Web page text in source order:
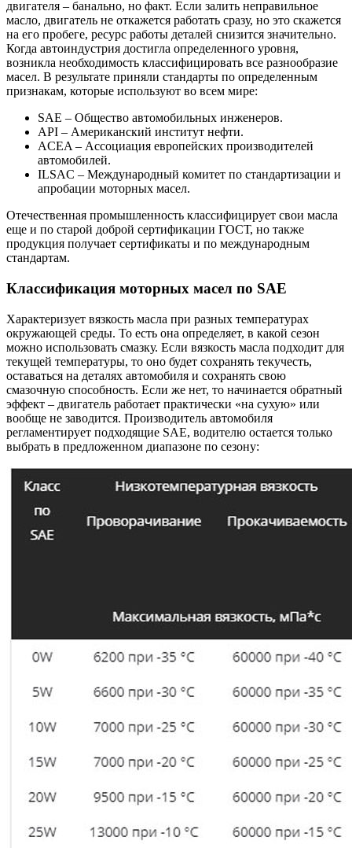
двигателя – банально, но факт. Если залить неправильное
масло, двигатель не откажется работать сразу, но это скажется
на его пробеге, ресурс работы деталей снизится значительно.
Когда автоиндустрия достигла определенного уровня,
возникла необходимость классифицировать все разнообразие
масел. В результате приняли стандарты по определенным
признакам, которые используют во всем мире:
SAE – Общество автомобильных инженеров.
API – Американский институт нефти.
ACEA – Ассоциация европейских производителей
автомобилей.
ILSAC – Международный комитет по стандартизации и
апробации моторных масел.
Отечественная промышленность классифицирует свои масла
еще и по старой доброй сертификации ГОСТ, но также
продукция получает сертификаты и по международным
стандартам.
Классификация моторных масел по SAE
Характеризует вязкость масла при разных температурах
окружающей среды. То есть она определяет, в какой сезон
можно использовать смазку. Если вязкость масла подходит для
текущей температуры, то оно будет сохранять текучесть,
оставаться на деталях автомобиля и сохранять свою
смазочную способность. Если же нет, то начинается обратный
эффект – двигатель работает практически «на сухую» или
вообще не заводится. Производитель автомобиля
регламентирует подходящие SAE, водителю остается только
выбрать в предложенном диапазоне по сезону: